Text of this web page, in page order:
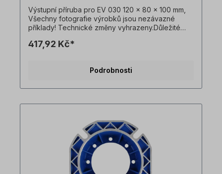
Výstupní příruba pro EV 030 120 x 80 x 100 mm,
Všechny fotografie výrobků jsou nezávazné
příklady! Technické změny vyhrazeny.Důležité
zakázku. Vrácení zboží ani zrušení objednávky
417,92 Kč*
Podrobnosti